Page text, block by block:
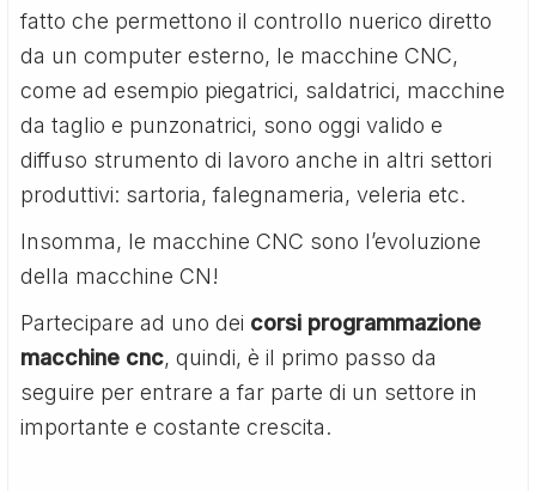
fatto che permettono il controllo nuerico diretto
da un computer esterno, le macchine CNC,
come ad esempio piegatrici, saldatrici, macchine
da taglio e punzonatrici, sono oggi valido e
diffuso strumento di lavoro anche in altri settori
produttivi: sartoria, falegnameria, veleria etc.
Insomma, le macchine CNC sono l’evoluzione
della macchine CN!
Partecipare ad uno dei corsi programmazione
macchine cnc, quindi, è il primo passo da
seguire per entrare a far parte di un settore in
importante e costante crescita.